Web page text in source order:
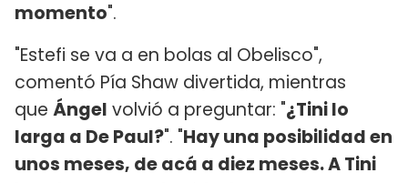
momento".
"Estefi se va a en bolas al Obelisco",
comentó Pía Shaw divertida, mientras
que Ángel volvió a preguntar: "¿Tini lo
larga a De Paul?". "Hay una posibilidad en
unos meses, de acá a diez meses. A Tini